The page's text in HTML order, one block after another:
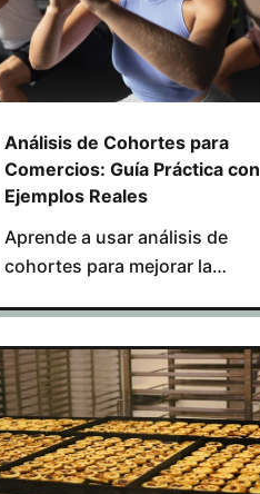
Análisis de Cohortes para
Comercios: Guía Práctica con
Ejemplos Reales
Aprende a usar análisis de
cohortes para mejorar la
aumentar ingresos en tu
negocio.